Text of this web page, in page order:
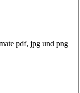
pdf, jpg und png